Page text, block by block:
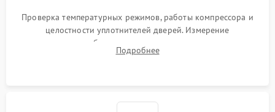
работе
2000 ₽ Подробнее →
1000 ₽
1800 ₽
Проверка температурных режимов, работы компрессора и
целостности уплотнителей дверей. Измерение
сопротивления обмоток мотора, проверка термостата и
считывание кодов ошибок с электронного дисплея.
Подробнее